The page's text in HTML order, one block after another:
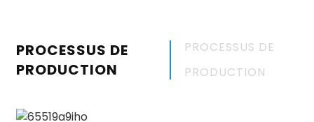
PROCESSUS DE
PRODUCTION
PROCESSUS DE
PRODUCTION